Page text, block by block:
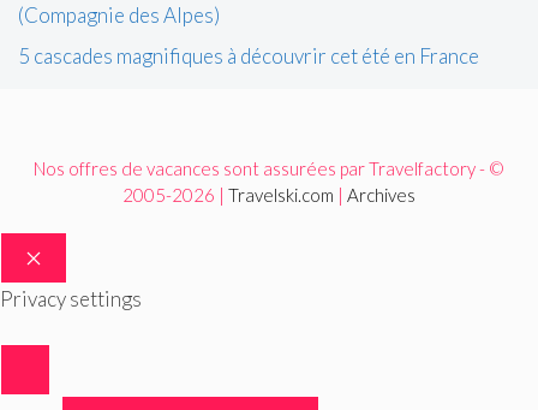
(Compagnie des Alpes)
5 cascades magnifiques à découvrir cet été en France
Nos offres de vacances sont assurées par Travelfactory - ©
2005-2026 | Travelski.com | Archives
FERMER
Privacy settings